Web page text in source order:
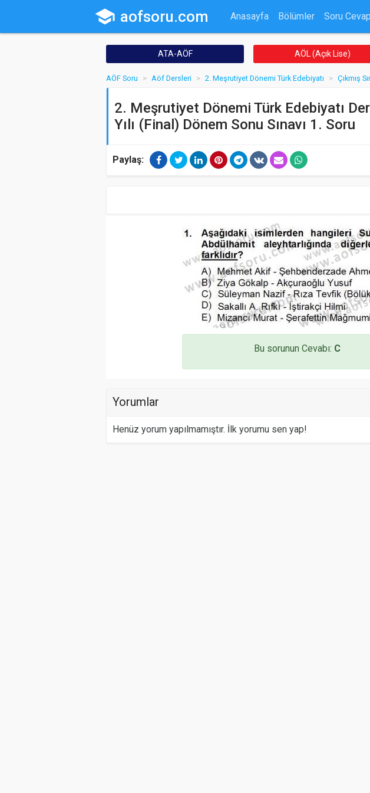
school aofsoru.com Anasayfa Bölümler Soru Cevap
ATA-AÖF AÖL (Açık Lise)
AÖF Soru Aöf Dersleri 2. Meşrutiyet Dönemi Türk Edebiyatı Çıkmış
2. Meşrutiyet Dönemi Türk Edebiyatı
Yılı (Final) Dönem Sonu Sınavı 1. Soru
Paylaş:
Bu sorunun Cevabı: C
Yorumlar
Henüz yorum yapılmamıştır. İlk yorumu sen yap!